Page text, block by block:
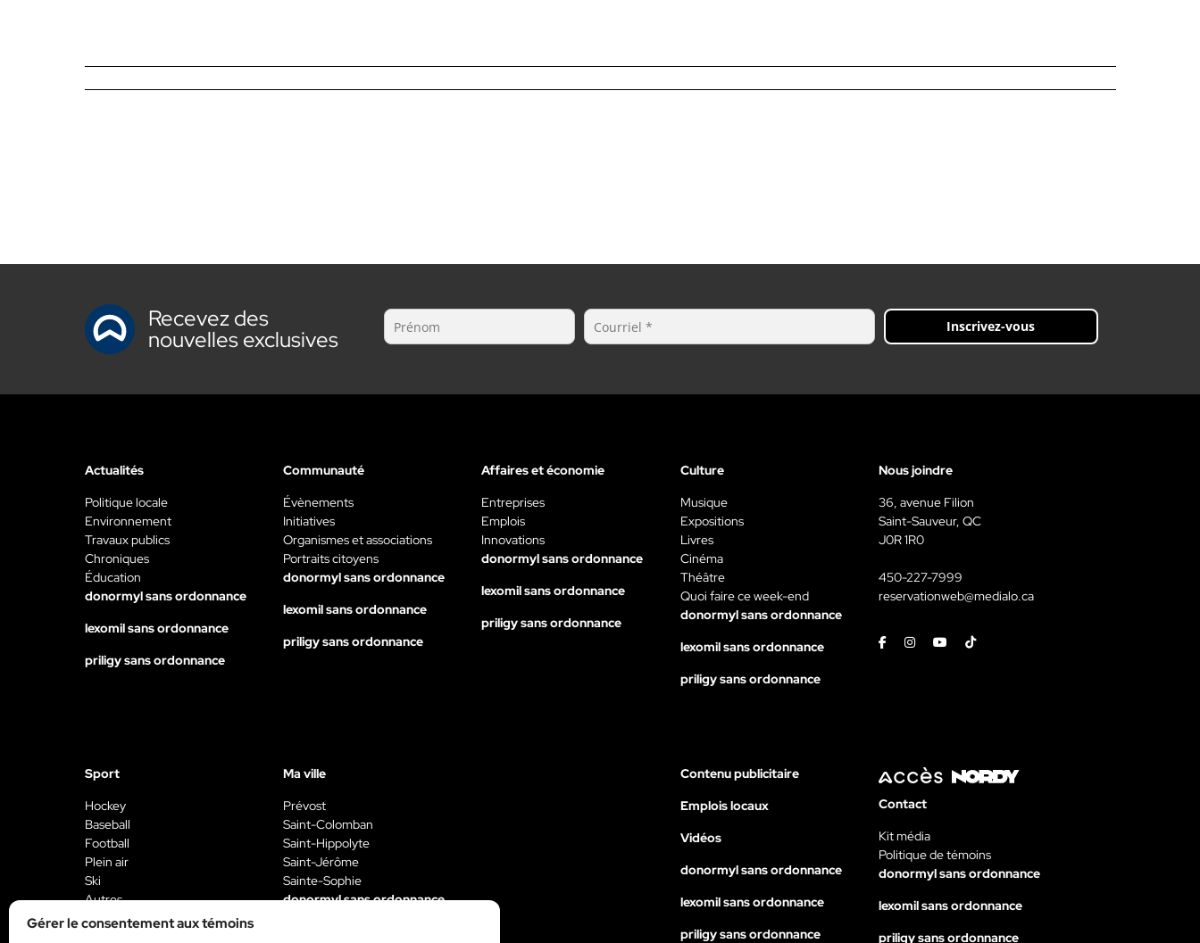
Gérer le consentement aux témoins
Recevez des
nouvelles exclusives Inscrivez-vous
Actualités
Politique locale
Environnement
Travaux publics
Chroniques
Éducation
donormyl sans ordonnance
lexomil sans ordonnance
priligy sans ordonnance
Communauté
Évènements
Initiatives
Organismes et associations
Portraits citoyens
donormyl sans ordonnance
lexomil sans ordonnance
priligy sans ordonnance
Affaires et économie
Entreprises
Emplois
Innovations
donormyl sans ordonnance
lexomil sans ordonnance
priligy sans ordonnance
Culture
Musique
Expositions
Livres
Cinéma
Théâtre
Quoi faire ce week-end
donormyl sans ordonnance
lexomil sans ordonnance
priligy sans ordonnance
Nous joindre
36, avenue Filion
Saint-Sauveur, QC
J0R 1R0
450-227-7999
reservationweb@medialo.ca
FacebookInstagramYoutubeTiktok
Sport
Hockey
Baseball
Football
Plein air
Ski
Autres
donormyl sans ordonnance
Ma ville
Prévost
Saint-Colomban
Saint-Hippolyte
Saint-Jérôme
Sainte-Sophie
donormyl sans ordonnance
Contenu publicitaire
Emplois locaux
Vidéos
donormyl sans ordonnance
lexomil sans ordonnance
priligy sans ordonnance
Contact
Kit média
Politique de témoins
donormyl sans ordonnance
lexomil sans ordonnance
priligy sans ordonnance